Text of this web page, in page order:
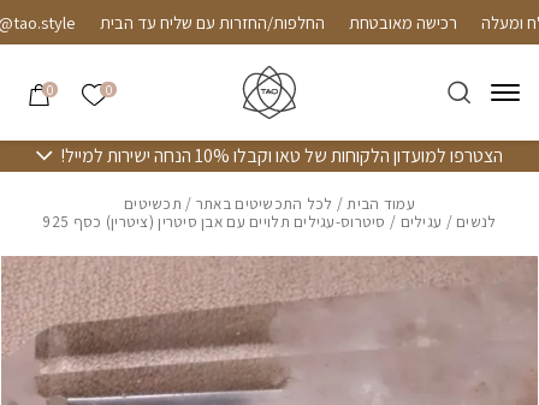
Skip to Contentרכישה מאובטחת החלפות/החזרות עם שליח עד הבית
0 הרשימה
0
הצטרפו למועדון הלקוחות של טאו וקבלו 10% הנחה ישירות למייל!
עמוד הבית/ לכל התכשיטים באתר / תכשיטים
לנשים / עגילים / סיטרוס-עגילים תלויים עם אבן סיטרין (ציטרין) כסף 925
אזל מהמלאי
בחזרה למעלה